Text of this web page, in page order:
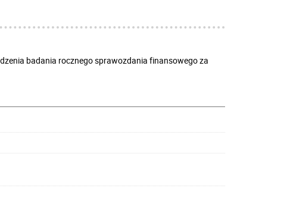
badania rocznego sprawozdania finansowego za